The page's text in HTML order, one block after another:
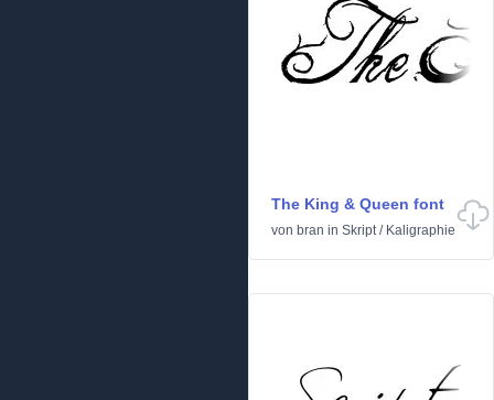
The King & Queen font
von bran in Skript/ Kaligraphie